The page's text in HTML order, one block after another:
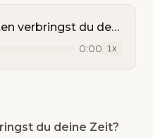
Mit welchen Leuten verbringst du deine Zeit?
0:00 1x
du deine Zeit?